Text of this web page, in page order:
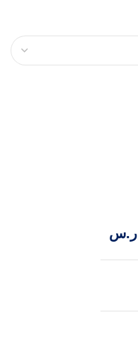
ر.س